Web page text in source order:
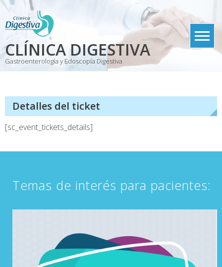
Skip
content
CLÍNICA DIGESTIVA
Gastroenterología y Edoscopía Digestiva
Detalles del ticket
[sc_event_tickets_details]
Temas de interés para pacientes: